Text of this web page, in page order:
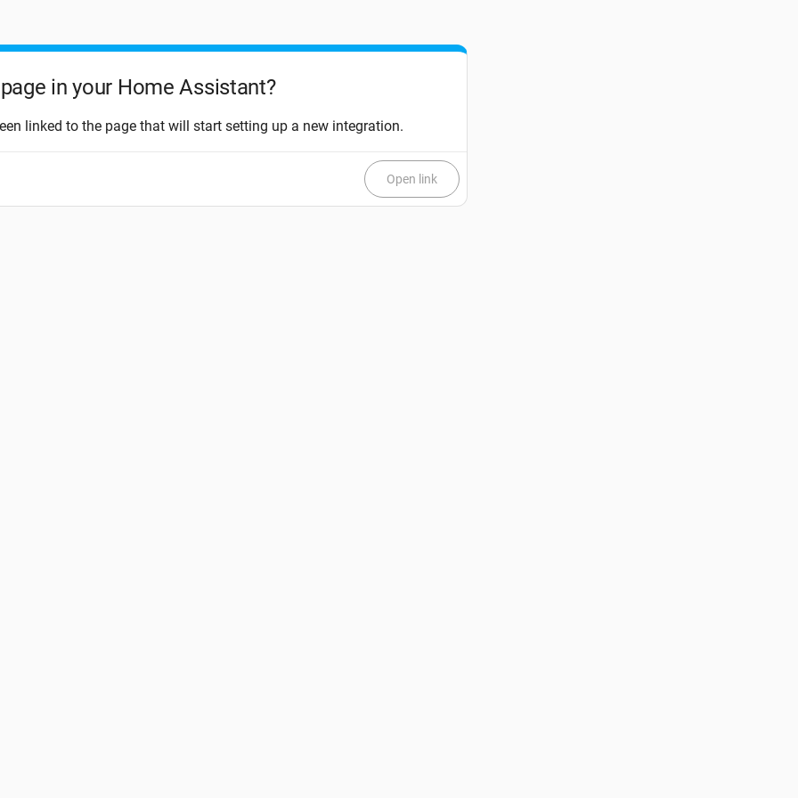
in your Home Assistant?
linked to the page that will start setting up a new integration.
Open link